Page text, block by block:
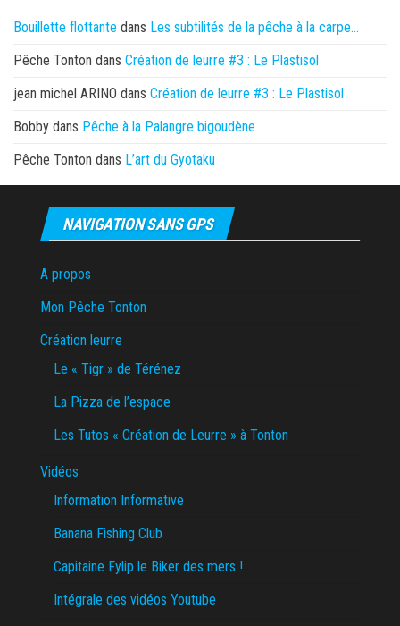
Bouillette flottante dans Les subtilités de la pêche à la carpe…
Pêche Tonton dans Création de leurre #3 : Le Plastisol
jean michel ARINO dans Création de leurre #3 : Le Plastisol
Bobby dans Pêche à la Palangre bigoudène
Pêche Tonton dans L’art du Gyotaku
NAVIGATION SANS GPS
A propos
Mon Pêche Tonton
Création leurre
Le « Tigr » de Térénez
La Pizza de l’espace
Les Tutos « Création de Leurre » à Tonton
Vidéos
Information Informative
Banana Fishing Club
Capitaine Fylip le Biker des mers !
Intégrale des vidéos Youtube